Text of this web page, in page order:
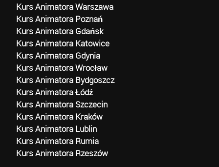
Kurs Animatora Warszawa
Kurs Animatora Poznań
Kurs Animatora Gdańsk
Kurs Animatora Katowice
Kurs Animatora Gdynia
Kurs Animatora Wrocław
Kurs Animatora Bydgoszcz
Kurs Animatora Łódź
Kurs Animatora Szczecin
Kurs Animatora Kraków
Kurs Animatora Lublin
Kurs Animatora Rumia
Kurs Animatora Rzeszów